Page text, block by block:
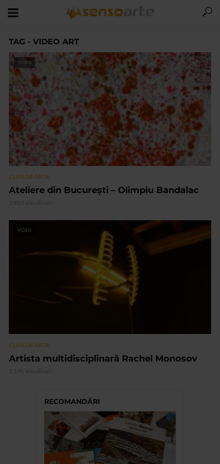
TAG - VIDEO ART
VIDEO
CLIPA DE ARTA
Ateliere din București – Olimpiu Bandalac
2.863 vizualizari
VIDEO
CLIPA DE ARTA
Artista multidisciplinară Rachel Monosov
2.196 vizualizari
RECOMANDĂRI